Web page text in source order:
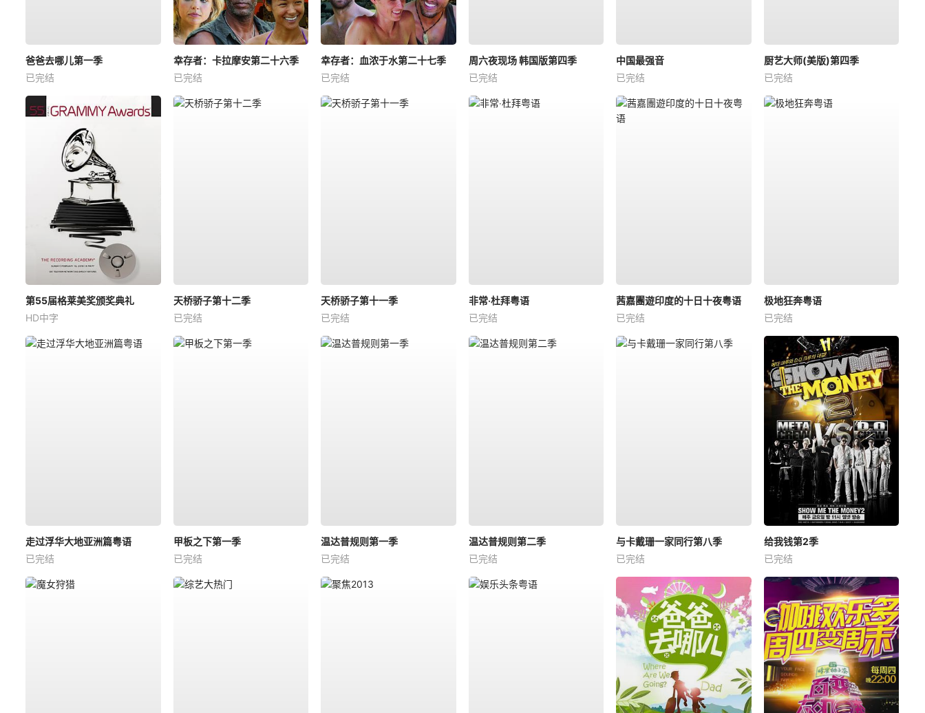
爸爸去哪儿第一季
已完结
幸存者：卡拉摩安第二十六季
已完结
幸存者：血浓于水第二十七季
已完结
周六夜现场 韩国版第四季
已完结
中国最强音
已完结
厨艺大师(美版)第四季
已完结
第55届格莱美奖颁奖典礼
HD中字
天桥骄子第十二季
已完结
天桥骄子第十一季
已完结
非常‧杜拜粤语
已完结
茜嘉團遊印度的十日十夜粤语
已完结
极地狂奔粤语
已完结
走过浮华大地亚洲篇粤语
已完结
甲板之下第一季
已完结
温达普规则第一季
已完结
温达普规则第二季
已完结
与卡戴珊一家同行第八季
已完结
给我钱第2季
已完结